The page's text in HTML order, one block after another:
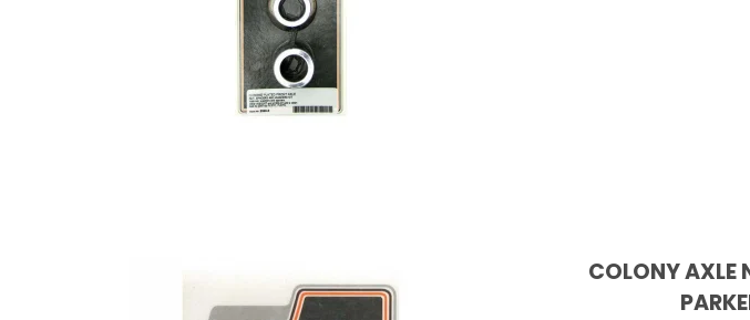
COLONY AXLE